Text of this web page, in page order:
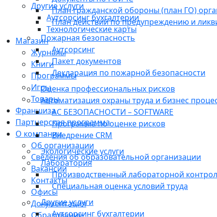
Другие услуги
Аутсорсинг бухгалтерии
Технологические карты
Магазин
Журналы
Книги
Программы
Игры
Товары
Франшиза
Партнерская программа
О компании
Об организации
Сведения об образовательной организации
Вакансии
Контакты
Офисы
Документация
План гражданской обороны (план ГО)
План действий по предупреждению и
Пожарная безопасность
Аутсорсинг
Пакет документов
Декларация по пожарной безопасности
Оценка профессиональных рисков
Автоматизация охраны труда и бизнес
АС БЕЗОПАСНОСТИ – SOFTWARE
Программа по оценке рисков
Внедрение CRM
Экологические услуги
Лаборатория
Производственный лабораторной
Специальная оценка условий труда
Другие услуги
Аутсорсинг бухгалтерии